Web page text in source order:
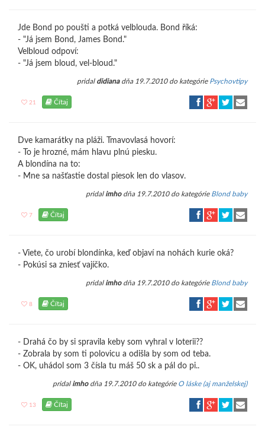
Jde Bond po poušti a potká velblouda. Bond říká:
- "Já jsem Bond, James Bond."
Velbloud odpoví:
- "Já jsem bloud, vel-bloud."
pridal didianadňa 19.7.2010 do kategórie Psychovtipy
21 Čítaj
Dve kamarátky na pláži. Tmavovlasá hovorí:
- To je hrozné, mám hlavu plnú piesku.
A blondína na to:
- Mne sa našťastie dostal piesok len do vlasov.
pridal imhodňa 19.7.2010 do kategórie Blond baby
7 Čítaj
- Viete, čo urobí blondínka, keď objaví na nohách kurie oká?
- Pokúsi sa zniesť vajíčko.
pridal imhodňa 19.7.2010 do kategórie Blond baby
8 Čítaj
- Drahá čo by si spravila keby som vyhral v loterii??
- Zobrala by som ti polovicu a odišla by som od teba.
- OK, uhádol som 3 čísla tu máš 50 sk a pál do pi..
pridal imhodňa 19.7.2010 do kategórie O láske (aj manželskej)
13 Čítaj